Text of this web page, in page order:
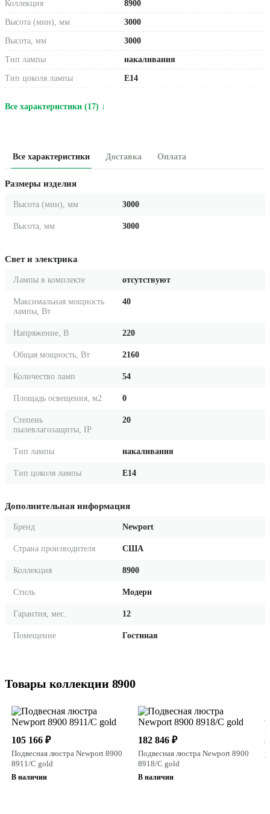
Коллекция 8900
Высота (мин), мм 3000
Высота, мм 3000
Тип лампы накаливания
Тип цоколя лампы E14
Все характеристики (17) ↓
Все характеристики Доставка Оплата
Размеры изделия
Высота (мин), мм 3000
Высота, мм 3000
Свет и электрика
Лампы в комплекте отсутствуют
Максимальная мощность
лампы, Вт
40
Напряжение, В 220
Общая мощность, Вт 2160
Количество ламп 54
Площадь освещения, м2 0
Степень
пылевлагозащиты, IP
20
Тип лампы накаливания
Тип цоколя лампы E14
Дополнительная информация
Бренд Newport
Страна производителя США
Коллекция 8900
Стиль Модерн
Гарантия, мес. 12
Помещение Гостиная
Товары коллекции 8900
105 166 ₽
Подвесная люстра Newport 8900
8911/C gold
В наличии
182 846 ₽
Подвесная люстра Newport 8900
8918/C gold
В наличии
В